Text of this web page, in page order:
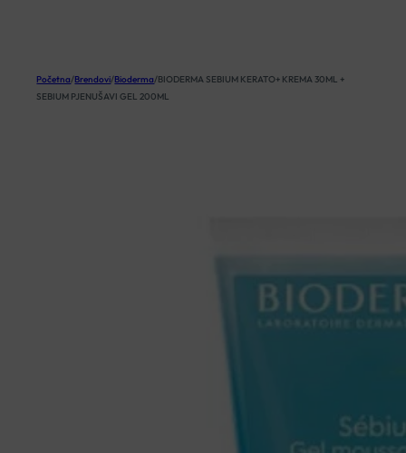
Početna/Brendovi/Bioderma/BIODERMA SEBIUM KERATO+ KREMA 30ML +
SEBIUM PJENUŠAVI GEL 200ML